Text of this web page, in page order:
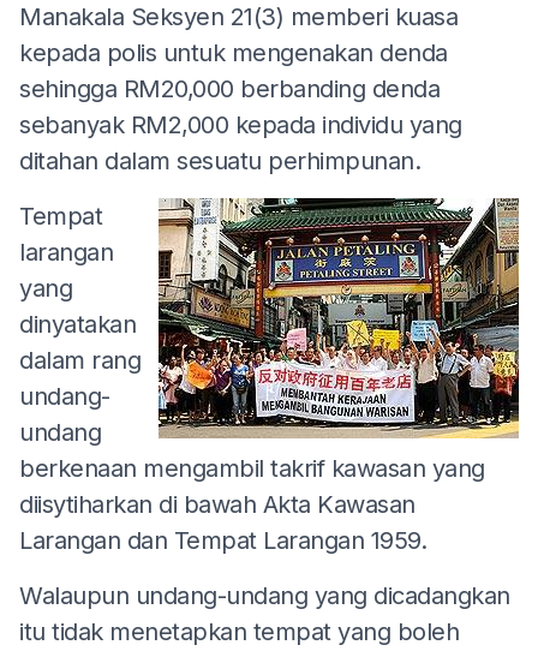
Manakala Seksyen 21(3) memberi kuasa
kepada polis untuk mengenakan denda
sehingga RM20,000 berbanding denda
sebanyak RM2,000 kepada individu yang
ditahan dalam sesuatu perhimpunan.
Tempat
larangan
yang
dinyatakan
dalam rang
undang-
undang
berkenaan mengambil takrif kawasan yang
diisytiharkan di bawah Akta Kawasan
Larangan dan Tempat Larangan 1959.
Walaupun undang-undang yang dicadangkan
itu tidak menetapkan tempat yang boleh